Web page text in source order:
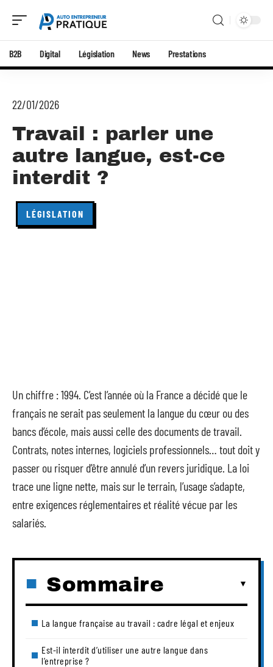
B2B Digital Législation News Prestations
22/01/2026
Travail : parler une
autre langue, est-ce
interdit ?
LÉGISLATION
Un chiffre : 1994. C’est l’année où la France a décidé que le
français ne serait pas seulement la langue du cœur ou des
bancs d’école, mais aussi celle des documents de travail.
Contrats, notes internes, logiciels professionnels… tout doit y
passer ou risquer d’être annulé d’un revers juridique. La loi
trace une ligne nette, mais sur le terrain, l’usage s’adapte,
entre exigences réglementaires et réalité vécue par les
salariés.
Sommaire
La langue française au travail : cadre légal et enjeux
Est-il interdit d’utiliser une autre langue dans
l’entreprise ?